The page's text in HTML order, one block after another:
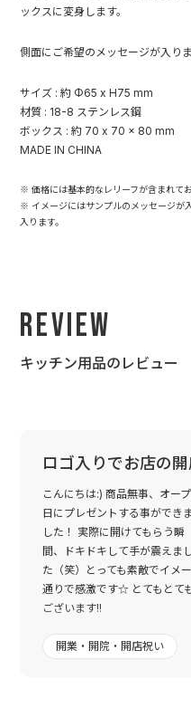
ックスに変身します。
側面にご希望のメッセージが入りま
サイズ : 約 Φ65 x H75 mm
材質 : 18-8 ステンレス鋼
ボックス : 約 70 x 70 x 80 mm
MADE IN CHINA
※ 価格には基本的なレリーフが含まれてお
※ イメージにはサンプルのメッセージが
入ります。
Review
キッチン用品のレビュー
ロゴ入りでお店の
こんにちは:) 商品無事、オー
日にプレゼントする事ができ
した！ 実際に開けてもらう瞬
間、ドキドキして手が震えま
た（笑）とっても素敵でイメ
通りで感激です☆ とてもとて
ございます!!
今回は、4回目の利用でした
う事なく、発注画面からスム
開業・開院・開店祝い